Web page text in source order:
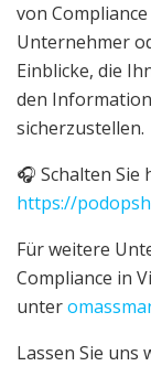
von
Unternehmer
Einblicke, die
den
sicherzustellen.
🎧 Schalten Sie
https://
Für weitere
Compliance in
unter
Lassen Sie uns